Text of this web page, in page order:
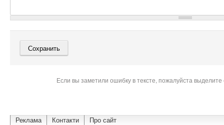
Если вы заметили ошибку в тексте, пожалуйста
Реклама Контакти Про сайт